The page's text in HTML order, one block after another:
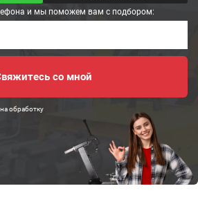
и мы поможем вам с подбором:
обработку